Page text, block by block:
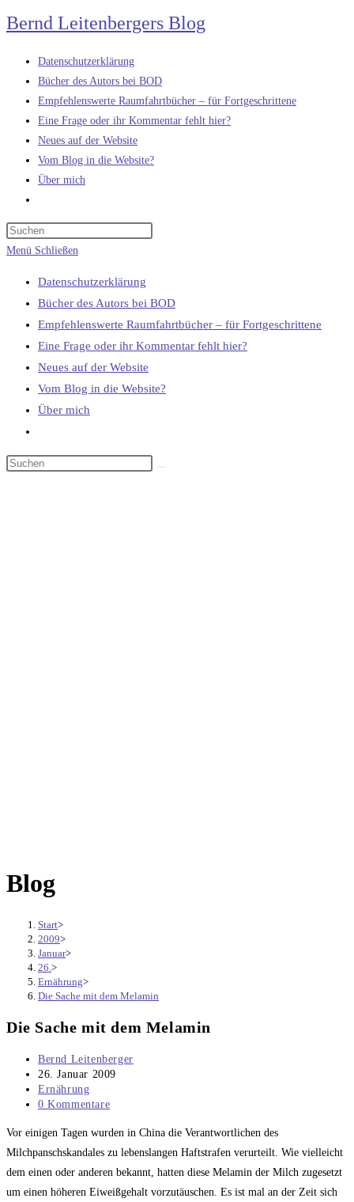
Zum
Inhalt
springen
Bernd Leitenbergers Blog
Datenschutzerklärung
Bücher des Autors bei BOD
Empfehlenswerte Raumfahrtbücher – für Fortgeschrittene
Eine Frage oder ihr Kommentar fehlt hier?
Neues auf der Website
Vom Blog in die Website?
Über mich
umschalten
Menü Schließen
Datenschutzerklärung
Bücher des Autors bei BOD
Empfehlenswerte Raumfahrtbücher – für Fortgeschrittene
Eine Frage oder ihr Kommentar fehlt hier?
Neues auf der Website
Vom Blog in die Website?
Über mich
umschalten
Blog
Start>
2009>
Januar>
26. >
Ernährung>
Die Sache mit dem Melamin
Die Sache mit dem Melamin
Beitrags-
Autor:
Bernd Leitenberger
Beitrag
veröffentlicht:
26. Januar 2009
Beitrags-
Kategorie:
Ernährung
Beitrags-
0 Kommentare
Vor einigen Tagen wurden in China die Verantwortlichen des
Milchpanschskandales zu lebenslangen Haftstrafen verurteilt. Wie vielleicht
dem einen oder anderen bekannt, hatten diese Melamin der Milch zugesetzt
um einen höheren Eiweißgehalt vorzutäuschen. Es ist mal an der Zeit sich